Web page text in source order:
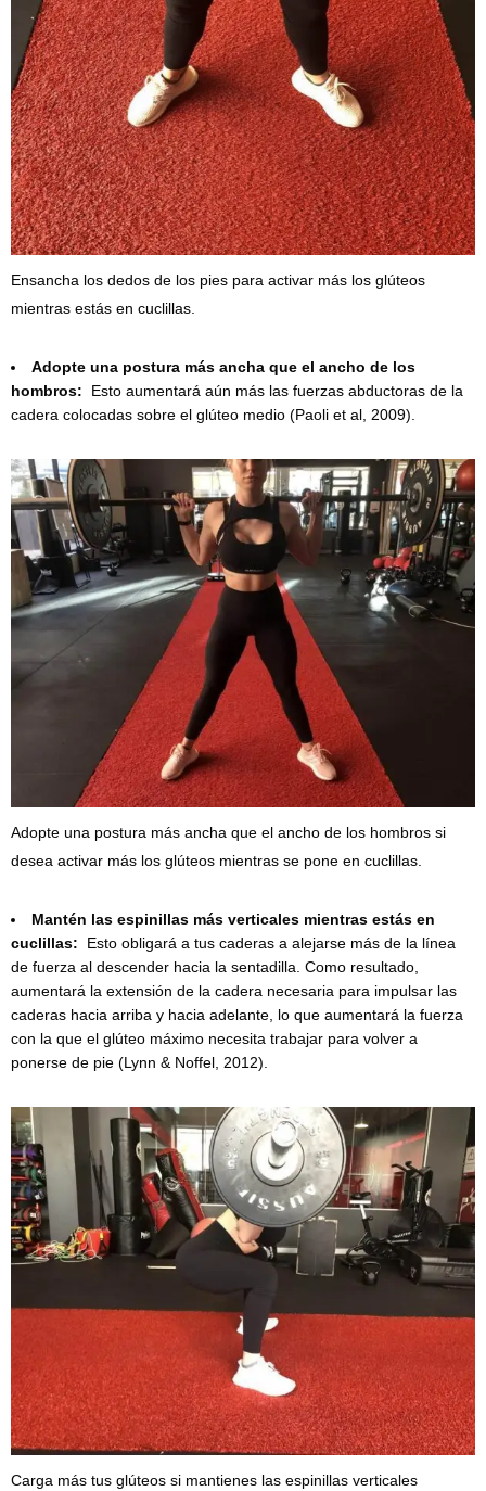
Ensancha los dedos de los pies para activar más los glúteos
mientras estás en cuclillas.
Adopte una postura más ancha que el ancho de los
hombros: Esto aumentará aún más las fuerzas abductoras de la
cadera colocadas sobre el glúteo medio (Paoli et al, 2009).
Adopte una postura más ancha que el ancho de los hombros si
desea activar más los glúteos mientras se pone en cuclillas.
Mantén las espinillas más verticales mientras estás en
cuclillas: Esto obligará a tus caderas a alejarse más de la línea
de fuerza al descender hacia la sentadilla. Como resultado,
aumentará la extensión de la cadera necesaria para impulsar las
caderas hacia arriba y hacia adelante, lo que aumentará la fuerza
con la que el glúteo máximo necesita trabajar para volver a
ponerse de pie (Lynn & Noffel, 2012).
Carga más tus glúteos si mantienes las espinillas verticales